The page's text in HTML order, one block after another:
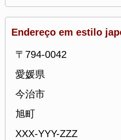
Endereço em estilo
〒794-0042
愛媛県
今治市
旭町
XXX-YYY-ZZZ